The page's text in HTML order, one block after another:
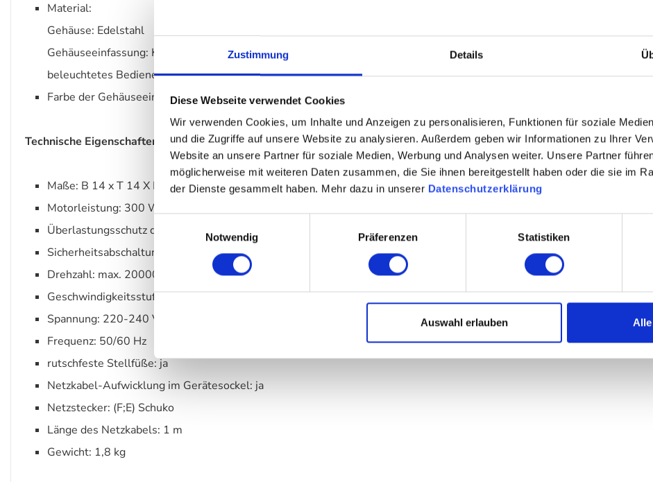
Zustimmung Details
Diese Webseite verwendet Cookies
Wir verwenden Cookies, um Inhalte und Anzeigen zu personalisieren, Funktionen für soziale
und die Zugriffe auf unsere Website zu analysieren. Außerdem geben wir Informationen zu Ihrer
Website an unsere Partner für soziale Medien, Werbung und Analysen weiter. Unsere Partner
möglicherweise mit weiteren Daten zusammen, die Sie ihnen bereitgestellt haben oder die sie im
der Dienste gesammelt haben. Mehr dazu in unserer Datenschutzerklärung
Notwendig
Präferenzen Statistiken
Auswahl erlauben
Material:
Gehäuse: Edelstahl
Gehäuseeinfassung: Kunststoff
beleuchtetes Bedienelement: Kunststoff
Farbe der Gehäuseeinfassung / des Gerätesockels: Chrom Hochglanz
Technische Eigenschaften
Maße: B 14 x T 14 X H 32,5 cm
Motorleistung: 300 W
Überlastungsschutz des Motors: ja
Sicherheitsabschaltung des Motors bei Krugentnahme: ja
Drehzahl: max. 20000 / 24000 1/min.
Geschwindigkeitsstufen: 2
Spannung: 220-240 V
Frequenz: 50/60 Hz
rutschfeste Stellfüße: ja
Netzkabel-Aufwicklung im Gerätesockel: ja
Netzstecker: (F;E) Schuko
Länge des Netzkabels: 1 m
Gewicht: 1,8 kg